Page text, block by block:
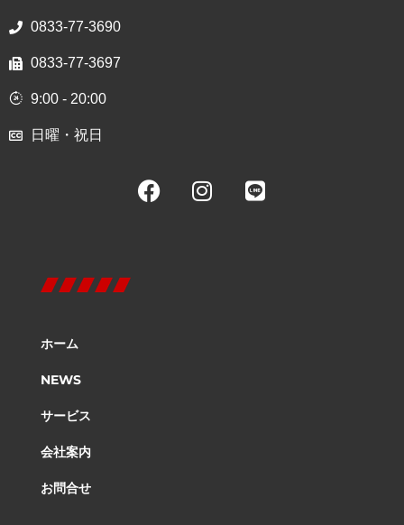
0833-77-3690
0833-77-3697
9:00 - 20:00
日曜・祝日
ホーム
NEWS
サービス
会社案内
お問合せ